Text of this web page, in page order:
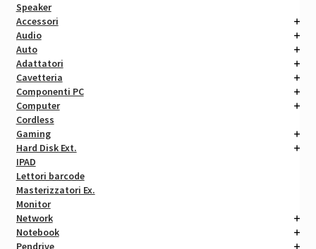
Speaker
Accessori
Audio
Auto
Adattatori
Cavetteria
Componenti PC
Computer
Cordless
Gaming
Hard Disk Ext.
IPAD
Lettori barcode
Masterizzatori Ex.
Monitor
Network
Notebook
Pendrive